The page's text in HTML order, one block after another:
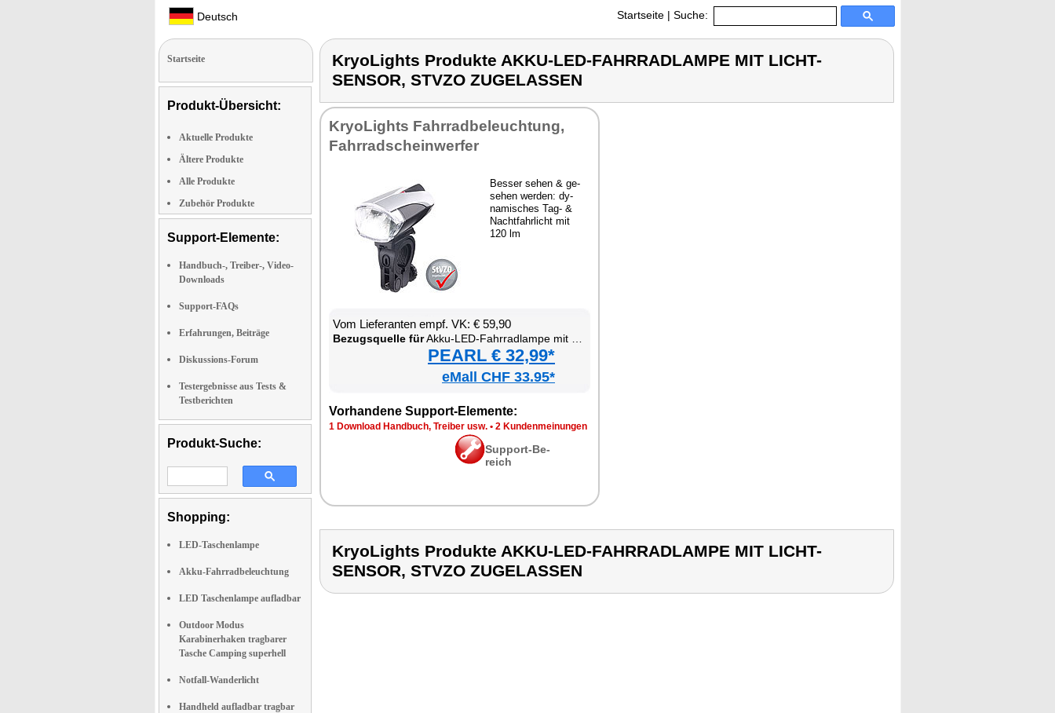
Deutsch Startseite | Suche:
Startseite
Produkt-Übersicht:
Aktuelle Produkte
Ältere Produkte
Alle Produkte
Zubehör Produkte
Support-Elemente:
Handbuch-, Treiber-, Video-
Downloads
Support-FAQs
Erfahrungen, Beiträge
Diskussions-Forum
Testergebnisse aus Tests &
Testberichten
Produkt-Suche:
Shopping:
LED-Taschenlampe
Akku-Fahrradbeleuchtung
LED Taschenlampe aufladbar
Outdoor Modus
Karabinerhaken tragbarer
Tasche Camping superhell
Notfall-Wanderlicht
Handheld aufladbar tragbar
KryoLights Produkte AKKU-LED-FAHRRADLAMPE MIT LICHT-
SENSOR, STVZO ZUGELASSEN
Kryo­Lights Fahr­rad­be­leuch­tung,
Fahr­rad­schein­wer­fer
Bes­ser se­hen & ge­
se­hen wer­den: dy­
na­mi­sches Tag- &
Nacht­fahr­licht mit
120 lm
Vom Lie­fe­ran­ten empf. VK: € 59,90
Be­zugs­quel­le fürAk­ku-LED-Fahr­rad­lam­pe mit Licht-Sen­sor, StV­ZO zu­ge­las­sen
PEARL € 32,99*
eMall CHF 33.95*
Vor­han­de­ne Sup­port-Ele­men­te:
1 Down­load Hand­buch, Trei­ber usw. • 2 Kun­den­mei­nun­gen
Sup­port-Be­
reich
KryoLights Produkte AKKU-LED-FAHRRADLAMPE MIT LICHT-
SENSOR, STVZO ZUGELASSEN